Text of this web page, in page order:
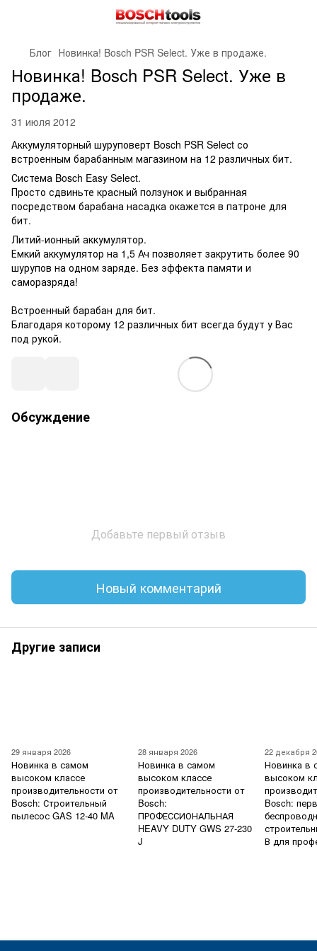
Блог Новинка! Bosch PSR Select. Уже в продаже.
Новинка! Bosch PSR Select. Уже в
продаже.
31 июля 2012
Аккумуляторный шуруповерт Bosch PSR Select со
встроенным барабанным магазином на 12 различных бит.
Система Bosch Easy Select.
Просто сдвиньте красный ползунок и выбранная
посредством барабана насадка окажется в патроне для
бит.
Литий-ионный аккумулятор.
Емкий аккумулятор на 1,5 Ач позволяет закрутить более 90
шурупов на одном заряде. Без эффекта памяти и
саморазряда!
Встроенный барабан для бит.
Благодаря которому 12 различных бит всегда будут у Вас
под рукой.
Обсуждение
Добавьте первый отзыв
Новый комментарий
Другие записи
29 января 2026
Новинка в самом
высоком классе
производительности от
Bosch: Строительный
пылесос GAS 12-40 MA
28 января 2026
Новинка в самом
высоком классе
производительности от
Bosch:
ПРОФЕССИОНАЛЬНАЯ
HEAVY DUTY GWS 27-230
J
22 декабря
Новинка в
высоком
Bosch:
В для